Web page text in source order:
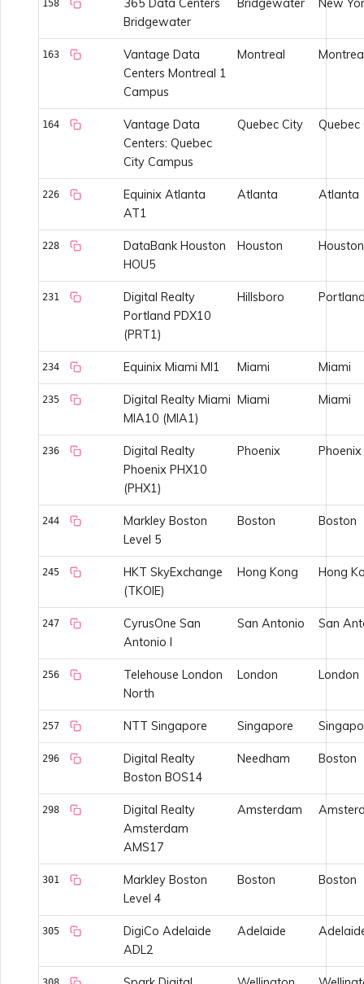
158
365 Data Centers
Bridgewater
Bridgewater New
163
Vantage Data
Centers Montreal 1
Campus
Montreal
164
Vantage Data
Centers: Quebec
City Campus
Quebec City Quebec
226
Equinix Atlanta
AT1
Atlanta Atlanta
228
DataBank Houston
HOU5
Houston Houston
231
Digital Realty
Portland PDX10
(PRT1)
Hillsboro
234 Equinix Miami MI1 Miami Miami
235
Digital Realty Miami
MIA10 (MIA1)
Miami Miami
236
Digital Realty
Phoenix PHX10
(PHX1)
Phoenix Phoenix
244
Markley Boston
Level 5
Boston Boston
245
HKT SkyExchange
(TKOIE)
Hong Kong Hong
247
CyrusOne San
Antonio I
San Antonio San
256
Telehouse London
North
London London
257 NTT Singapore Singapore
296
Digital Realty
Boston BOS14
Needham Boston
298
Digital Realty
Amsterdam
AMS17
Amsterdam
301
Markley Boston
Level 4
Boston Boston
305
DigiCo Adelaide
ADL2
Adelaide